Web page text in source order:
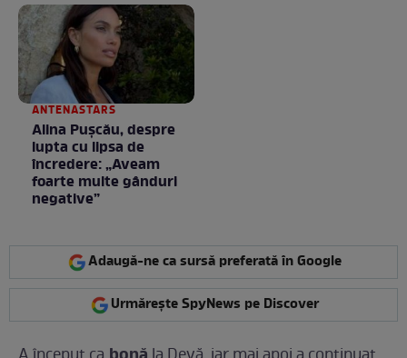
ANTENASTARS
Alina Pușcău, despre
lupta cu lipsa de
încredere: „Aveam
foarte multe gânduri
negative”
Adaugă-ne ca sursă preferată în Google
Urmărește SpyNews pe Discover